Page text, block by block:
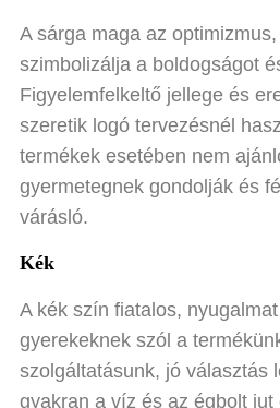
A sárga maga az
szimbolizálja a boldogságot
Figyelemfelkeltő jellege és
szeretik logó tervezésnél
termékek esetében nem
gyermetegnek gondolják és
várásló.
Kék
A kék szín fiatalos,
gyerekeknek szól a
szolgáltatásunk, jó választás
gyakran a víz és az égbolt jut